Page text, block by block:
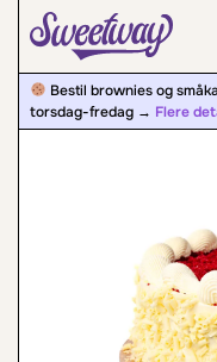
Bestil brownies og
torsdag-fredag ​​→ Flere